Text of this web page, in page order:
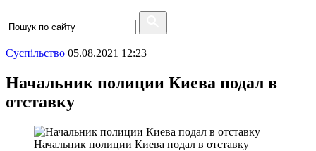
Суспiльство 05.08.2021 12:23
Начальник полиции Киева подал в
отставку
Начальник полиции Киева подал в отставку